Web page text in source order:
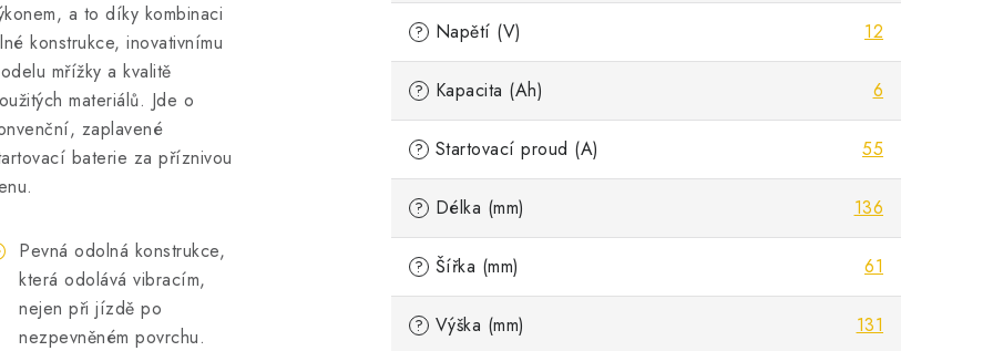
a to díky kombinaci
konstrukce, inovativnímu
mřížky a kvalitě
materiálů. Jde o
zaplavené
baterie za příznivou
Pevná odolná konstrukce,
která odolává vibracím,
nejen při jízdě po
nezpevněném povrchu.
? Napětí (V) 12
? Kapacita (Ah) 6
? Startovací proud (A) 55
? Délka (mm) 136
? Šířka (mm) 61
? Výška (mm) 131